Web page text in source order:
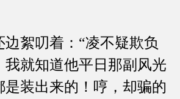
絮叨着：“凌不疑欺负
我就知道他平日那副风光
是装出来的！哼，却骗的